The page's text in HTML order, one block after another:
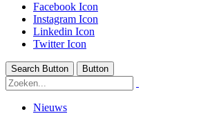
Facebook Icon
Instagram Icon
Linkedin Icon
Twitter Icon
Search Button Button
Nieuws